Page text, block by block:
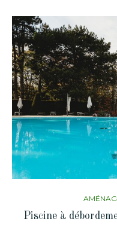
Piscine à